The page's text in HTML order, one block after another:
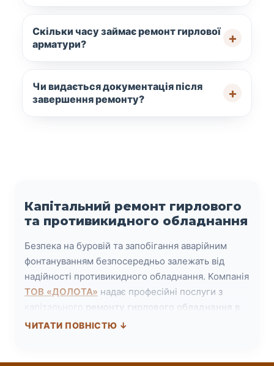
Скільки часу займає ремонт гирлової
арматури?
Чи видається документація після
завершення ремонту?
Капітальний ремонт гирлового
та противикидного обладнання
Безпека на буровій та запобігання аварійним
фонтануванням безпосередньо залежать від
надійності противикидного обладнання. Компанія
ТОВ «ДОЛОТА» надає професійні послуги з
капітального ремонту гирлового обладнання в
Україні. Наша виробнича база у м. Борислав
ЧИТАТИ ПОВНІСТЮ ↓